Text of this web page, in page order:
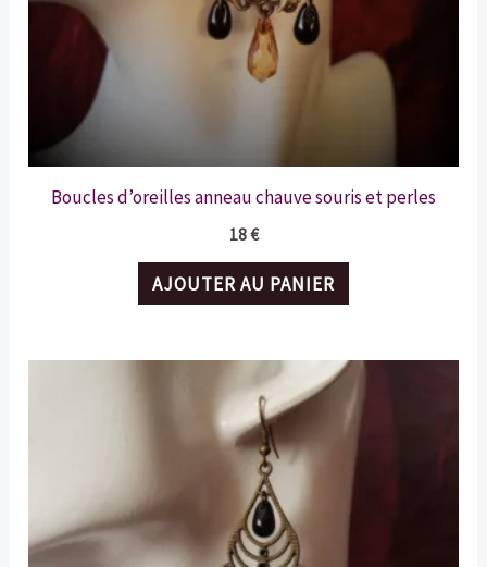
Boucles d’oreilles anneau chauve souris et perles
18€
AJOUTER AU PANIER